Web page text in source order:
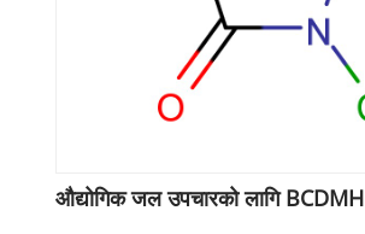
औद्योगिक जल उपचारको लागि BCDMH